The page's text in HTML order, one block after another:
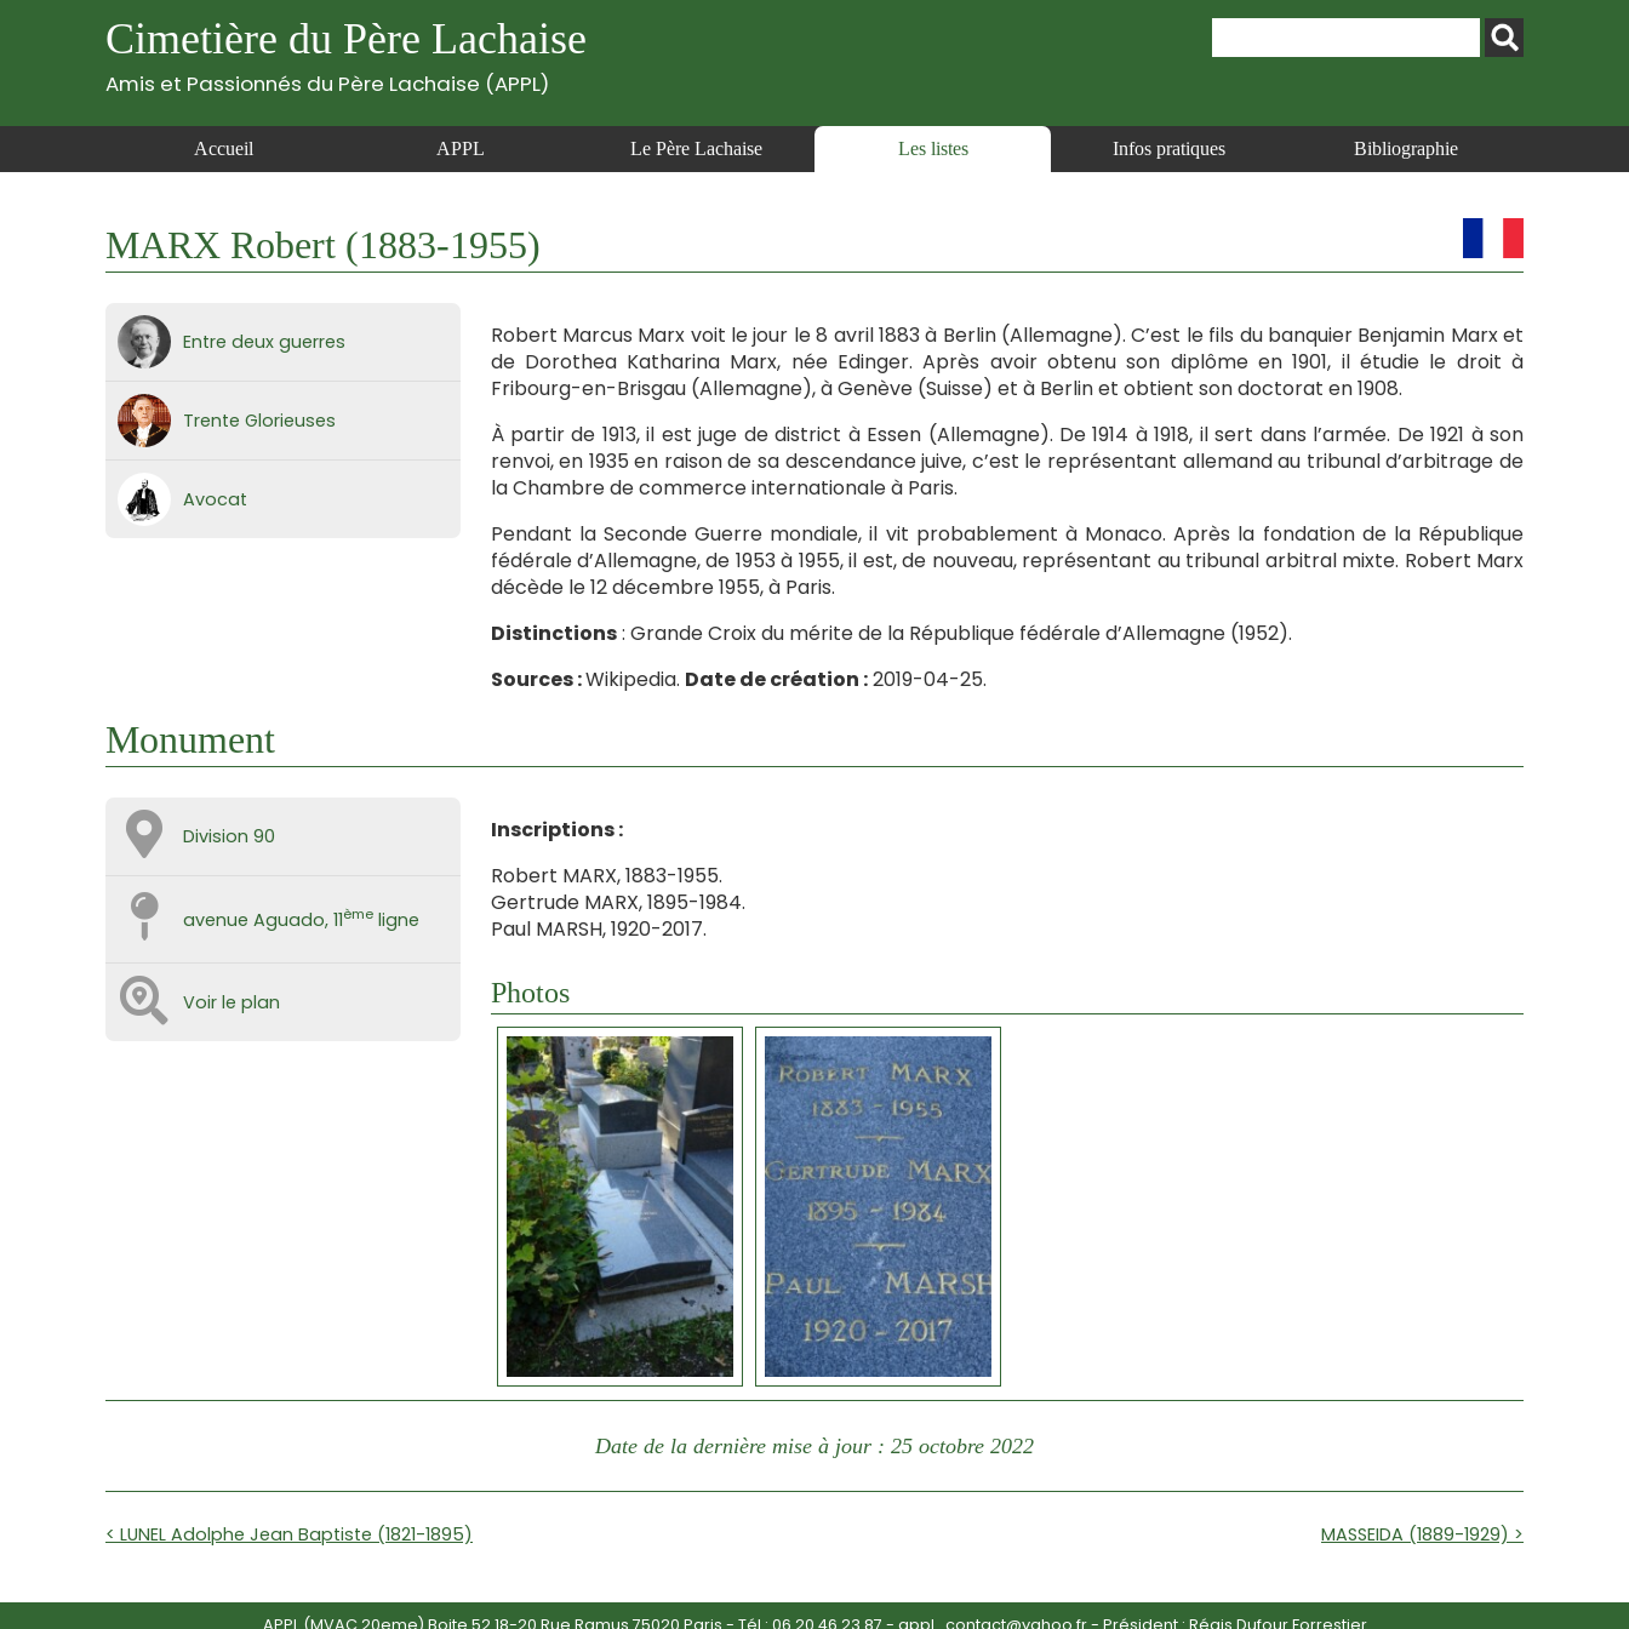
Cimetière du Père Lachaise
Amis et Passionnés du Père Lachaise (APPL)
Accueil APPL Le Père Lachaise Les listes Infos pratiques Bibliographie
MARX Robert (1883-1955)
Entre deux guerres
Trente Glorieuses
Avocat
Robert Marcus Marx voit le jour le 8 avril 1883 à Berlin (Allemagne). C’est le fils du banquier Benjamin Marx et
de Dorothea Katharina Marx, née Edinger. Après avoir obtenu son diplôme en 1901, il étudie le droit à
Fribourg-en-Brisgau (Allemagne), à Genève (Suisse) et à Berlin et obtient son doctorat en 1908.
À partir de 1913, il est juge de district à Essen (Allemagne). De 1914 à 1918, il sert dans l’armée. De 1921 à son
renvoi, en 1935 en raison de sa descendance juive, c’est le représentant allemand au tribunal d’arbitrage de
la Chambre de commerce internationale à Paris.
Pendant la Seconde Guerre mondiale, il vit probablement à Monaco. Après la fondation de la République
fédérale d’Allemagne, de 1953 à 1955, il est, de nouveau, représentant au tribunal arbitral mixte. Robert Marx
décède le 12 décembre 1955, à Paris.
Distinctions: Grande Croix du mérite de la République fédérale d’Allemagne (1952).
Sources :Wikipedia. Date de création :2019-04-25.
Monument
Division 90
avenue Aguado, 11ème ligne
Voir le plan
Inscriptions :
Robert MARX, 1883-1955.
Gertrude MARX, 1895-1984.
Paul MARSH, 1920-2017.
Photos
Date de la dernière mise à jour : 25 octobre 2022
< LUNEL Adolphe Jean Baptiste (1821-1895) MASSEIDA (1889-1929) >
APPL (MVAC 20eme) Boite 52 18-20 Rue Ramus 75020 Paris - Tél : 06 20 46 23 87 - appl_contact@yahoo.fr- Président : Régis Dufour Forrestier